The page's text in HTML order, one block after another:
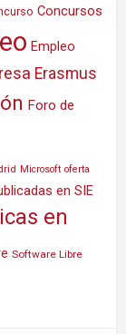
Concursos
Empleo
Erasmus
Foro de
Microsoft oferta
en SIE
en
Software Libre